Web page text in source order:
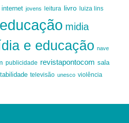
internet jovens leitura livro luiza lins
midia
e educação nave
publicidade revistapontocom sala
televisão unesco violência